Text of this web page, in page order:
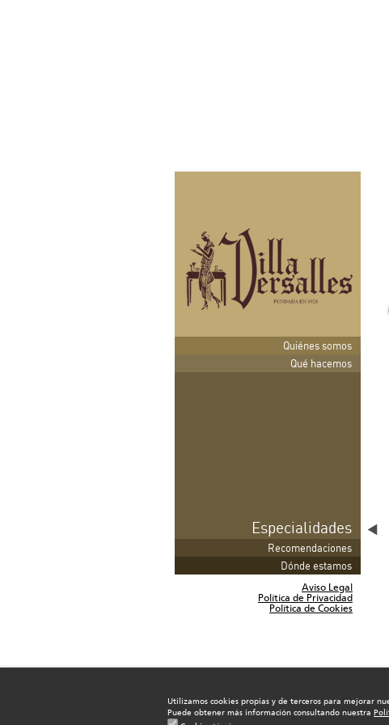
Quiénes somos
Qué hacemos
Especialidades
Recomendaciones
Dónde estamos
Aviso Legal
Política de Privacidad
Política de Cookies
Utilizamos cookies propias y de terceros para mejorar
Puede obtener más información consultando nuestra